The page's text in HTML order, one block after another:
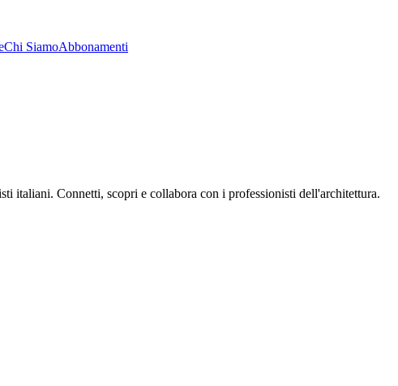
Chi SiamoAbbonamenti
italiani. Connetti, scopri e collabora con i professionisti dell'architettura.